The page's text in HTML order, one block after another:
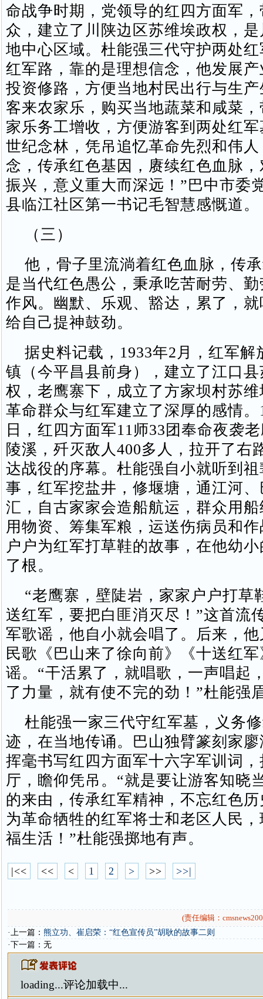
命战争时期，党领导的红四方面军
众，建立了川陕边区苏维埃政权，
地中心区域。杜能强三代守护两处
红军路，靠的是理想信念，他发展
投资修路，方便当地村民出行与生
客来农家乐，购买当地蔬菜和咸菜
家乐务工增收，方便游客到两处红
世纪念林，凭吊追忆革命先烈和伟
念，传承红色基因，赓续红色血脉
振兴，意义重大而深远！”巴中市委
县临江社区第一书记毛智慧感慨道。
（三）
他，骨子里流淌着红色血脉，传
是当代红色愚公，秉承吃苦耐劳、
作风。幽默、乐观、豁达，累了，
给自己提神鼓劲。
据史料记载，1933年2月，红军解
镇（今平昌县前身），建立了江口
权，老鹰寨下，成立了方家坝村苏
革命群众与红军建立了深厚的感情。
日，红四方面军11师33团奉命夜袭
陵溪，歼灭敌人400多人，拉开了右
达战役的序幕。杜能强自小就听到
事，红军挖盐井，修堰塘，通江河
汇，自古家家会造船航运，群众用
用物资、筹集军粮，运送伤病员和
户户为红军打草鞋的故事，在他幼
了根。
“老鹰寨，壁陡岩，家家户户打草
送红军，要把白匪消灭尽！”这首流
军歌谣，他自小就会唱了。后来，
民歌《巴山来了徐向前》《十送红
谣。“干活累了，就唱歌，一声唱起
了力量，就有使不完的劲！”杜能强
杜能强一家三代守红军墓，义务
迹，在当地传诵。巴山独臂篆刻家
挥毫书写红四方面军十六字军训词
厅，瞻仰凭吊。“就是要让游客知晓
的来由，传承红军精神，不忘红色
为革命牺牲的红军将士和老区人民
福生活！”杜能强掷地有声。
|<< << < 1 2 > >> >>|
(责任编辑：
·上一篇： 熊立功、崔启荣：“红色宣传员”胡耿的故事二则
·下一篇：无
loading...评论加载中...